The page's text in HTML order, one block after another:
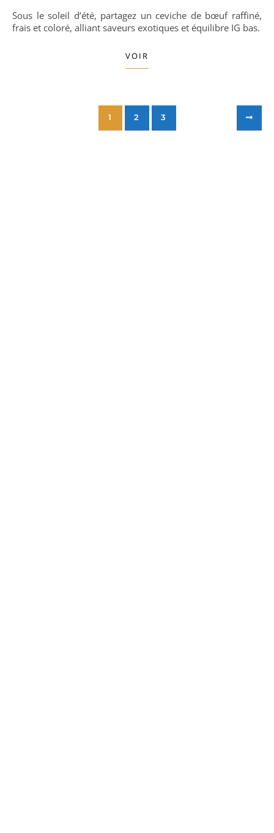
Sous le soleil d’été, partagez un ceviche de bœuf raffiné,
frais et coloré, alliant saveurs exotiques et équilibre IG bas.
VOIR
1 2 3